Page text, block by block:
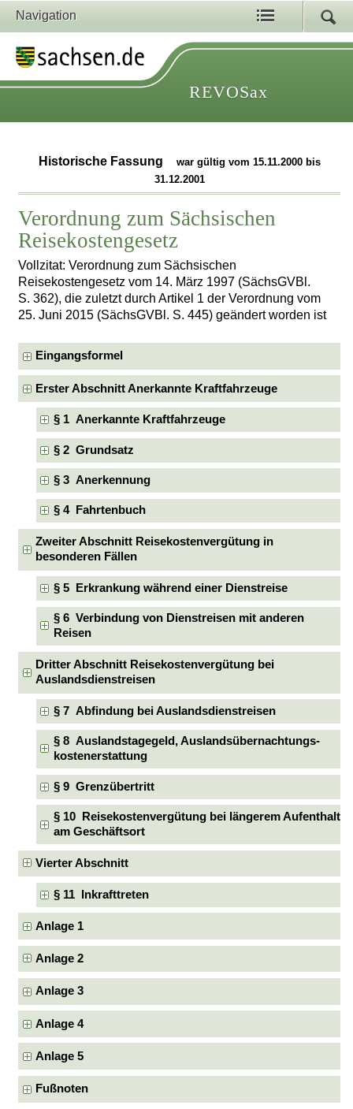
Navigation
REVOSax
Historische Fassung
war gültig vom 15.11.2000 bis
31.12.2001
Verordnung zum Sächsischen
Reisekostengesetz
Vollzitat: Verordnung zum Sächsischen
Reisekostengesetz vom 14. März 1997 (SächsGVBl.
S. 362), die zuletzt durch Artikel 1 der Verordnung vom
25. Juni 2015 (SächsGVBl. S. 445) geändert worden ist
Eingangsformel
Erster Abschnitt Anerkannte Kraftfahrzeuge
§ 1 Anerkannte Kraftfahrzeuge
§ 2 Grundsatz
§ 3 Anerkennung
§ 4 Fahrtenbuch
Zweiter Abschnitt Reisekostenvergütung in
besonderen Fällen
§ 5 Erkrankung während einer Dienstreise
§ 6 Verbindung von Dienstreisen mit anderen
Reisen
Dritter Abschnitt Reisekostenvergütung bei
Auslandsdienstreisen
§ 7 Abfindung bei Auslandsdienstreisen
§ 8 Auslandstagegeld, Auslandsübernachtungs-
kostenerstattung
§ 9 Grenzübertritt
§ 10 Reisekostenvergütung bei längerem Aufenthalt
am Geschäftsort
Vierter Abschnitt
§ 11 Inkrafttreten
Anlage 1
Anlage 2
Anlage 3
Anlage 4
Anlage 5
Fußnoten